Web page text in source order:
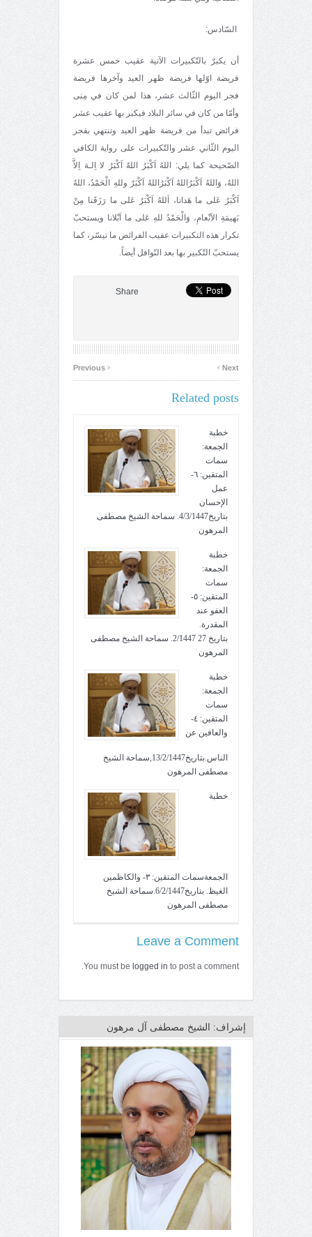
السّادس:
أن يكبرّ بالتّكبيرات الآتية عقيب خمس عشرة
فريضة اوّلها فريضة ظهر العيد وآخرها فريضة
فجر اليوم الثّالث عشر، هذا لمن كان في مِنى
وأمّا من كان في سائر البلاد فيكبر بها عقيب عشر
فرائض تبدأ من فريضة ظهر العيد وتنتهي بفجر
اليوم الثّاني عشر والتّكبيرات على رواية الكافي
الصّحيحة كما يلي: اللهُ اَكْبَرُ اللهُ اَكْبَرُ لا اِلـهَ اِلاَّ
اللهُ، وَاللهُ اَكْبَرُاللهُ اَكْبَرُاللهُ اَكْبَرُ وللهِ الْحَمْدُ، اللهُ
اَكْبَرُ عَلى ما هَدانا، اَللهُ اَكْبَرُ عَلى ما رَزَقَنا مِنْ
بَهيمَةِ الاَنْعامِ، وَالْحَمْدُ للهِ عَلى ما اَبْلانا ويستحبّ
تكرار هذه التكبيرات عقيب الفرائض ما تيسّر، كما
يستحبّ التّكبير بها بعد النّوافل أيضاً.
Share
‹ Next
›
Related posts
خطبة
الجمعة:
سمات
المتقين: ٦-
عمل
الإحسان
بتاريخ4/3/1447. سماحة الشيخ مصطفى
المرهون
خطبة
الجمعة:
سمات
المتقين: ٥-
العفو عند
المقدرة.
بتاريخ 27 2/1447. سماحة الشيخ مصطفى
المرهون
خطبة
الجمعة:
سمات
المتقين: ٤-
والعافين عن
الناس.بتاريخ13/2/1447,سماحة الشيخ
مصطفى المرهون
خطبة
الجمعةسمات المتقين: ٣- والكاظمين
الغيظ. بتاريخ6/2/1447.سماحة الشيخ
مصطفى المرهون
Leave a Comment
You must be logged in to post a comment.
إشراف: الشيخ مصطفى آل مرهون